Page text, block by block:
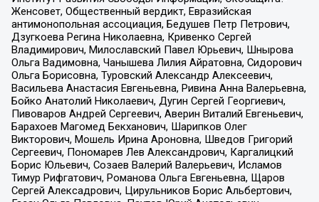
Женсовет, Общественный вердикт, Евразийская
антимонопольная ассоциация, Бедушев Петр Петрович,
Дзугкоева Регина Николаевна, Кривенко Сергей
Владимирович, Милославский Павел Юрьевич, Шнырова
Ольга Вадимовна, Чанышева Лилия Айратовна, Сидорович
Ольга Борисовна, Туровский Александр Алексеевич,
Васильева Анастасия Евгеньевна, Ривина Анна Валерьевна,
Бойко Анатолий Николаевич, Дугин Сергей Георгиевич,
Пивоваров Андрей Сергеевич, Аверин Виталий Евгеньевич,
Барахоев Магомед Бекханович, Шарипков Олег
Викторович, Мошель Ирина Ароновна, Шведов Григорий
Сергеевич, Пономарев Лев Александрович, Каргалицкий
Борис Юльевич, Созаев Валерий Валерьевич, Исламов
Тимур Рифгатович, Романова Ольга Евгеньевна, Щаров
Сергей Алексадрович, Цирульников Борис Альбертович,